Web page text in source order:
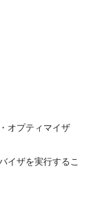
オプティマイザ
イザを実行するこ